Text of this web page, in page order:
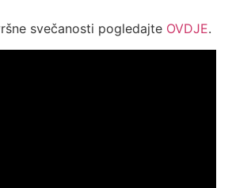
svečanosti pogledajte OVDJE.